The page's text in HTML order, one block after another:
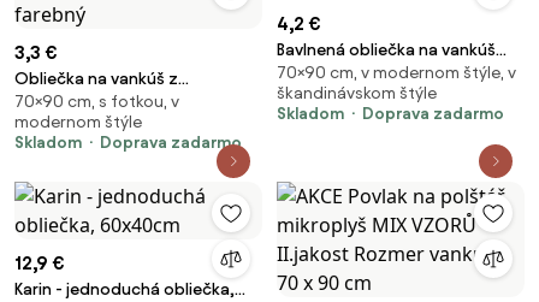
3,3 €
Obliečka na vankúš z
mikrovlákna CATMOSPHERE
70x90 cm, farebný
70×90 cm, s fotkou, v
modernom štýle
Skladom
Doprava zadarmo
4,2 €
Bavlnená obliečka na vankúš
FLORWELLA 70x90 cm, biela
70×90 cm, v modernom štýle, v
škandinávskom štýle
Skladom
Doprava zadarmo
12,9 €
Karin - jednoduchá obliečka,